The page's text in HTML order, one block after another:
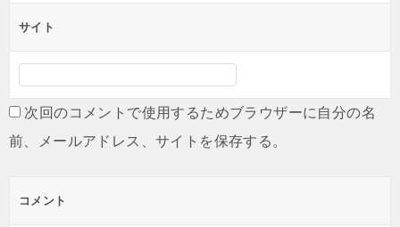
サイト
次回のコメントで使用するためブラウザーに自分の名
前、メールアドレス、サイトを保存する。
コメント